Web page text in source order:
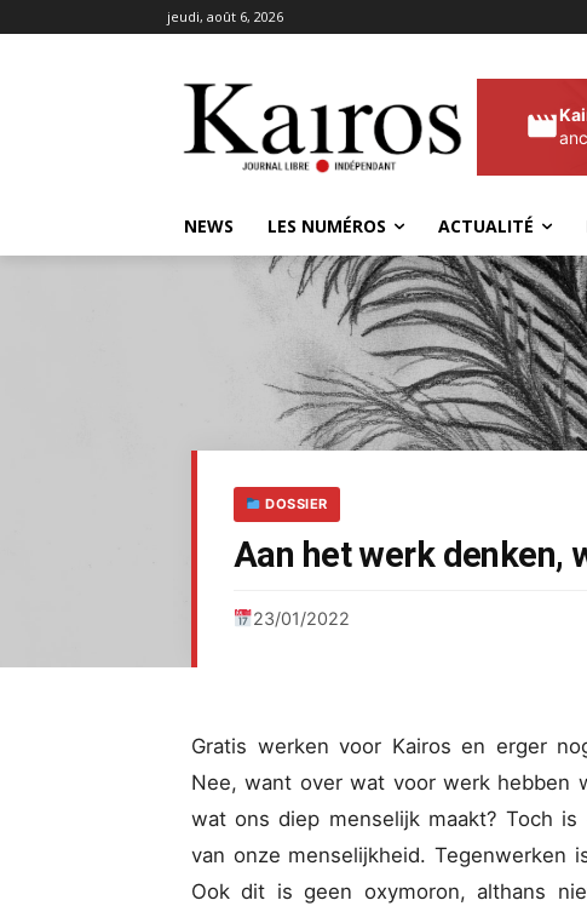
jeudi, août 6, 2026
NEWS LES NUMÉROS ACTUALITÉ
DOSSIER
Aan het werk denken,
23/01/2022
Gratis werken voor Kairos en erger
Nee, want over wat voor werk hebben
wat ons diep menselijk maakt? Toch
van onze menselijkheid. Tegenwerken
Ook dit is geen oxymoron, althans